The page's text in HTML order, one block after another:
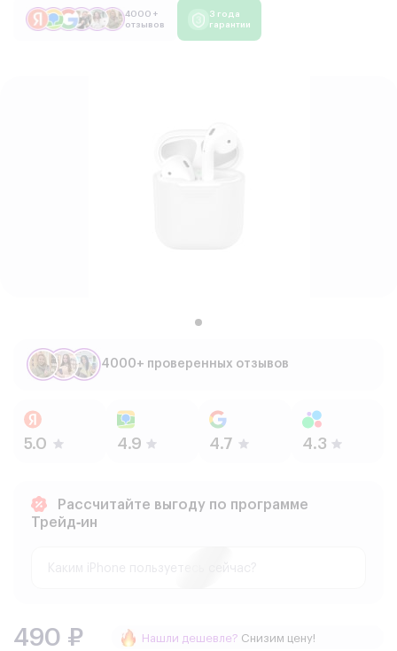
4000 +
отзывов
3 года
гарантии
4000+ проверенных отзывов
Рассчитайте выгоду по программе
Трейд‑ин
490 ₽ Нашли дешевле? Снизим цену!